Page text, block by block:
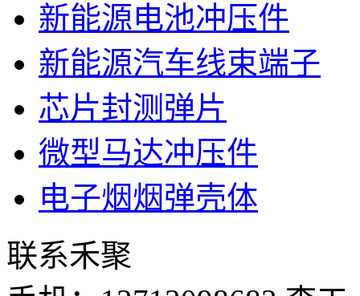
新能源电池冲压件
新能源汽车线束端子
芯片封测弹片
微型马达冲压件
电子烟烟弹壳体
联系禾聚